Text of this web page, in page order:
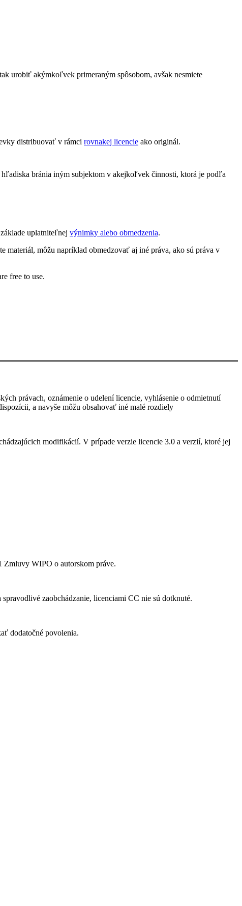
urobiť akýmkoľvek primeraným spôsobom, avšak nesmiete
distribuovať v rámci rovnakej licencie ako originál.
hľadiska bránia iným subjektom v akejkoľvek činnosti, ktorá je podľa
uplatniteľnej výnimky alebo obmedzenia.
materiál, môžu napríklad obmedzovať aj iné práva, ako sú práva v
free to use.
právach, oznámenie o udelení licencie, vyhlásenie o odmietnutí
a navyše môžu obsahovať iné malé rozdiely
modifikácií. V prípade verzie licencie 3.0 a verzií, ktoré jej
Zmluvy WIPO o autorskom práve.
zaobchádzanie, licenciami CC nie sú dotknuté.
dodatočné povolenia.